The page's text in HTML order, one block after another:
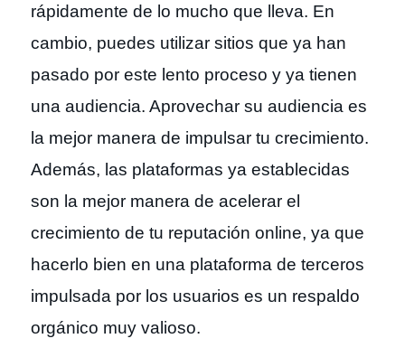
rápidamente de lo mucho que lleva. En
cambio, puedes utilizar sitios que ya han
pasado por este lento proceso y ya tienen
una audiencia. Aprovechar su audiencia es
la mejor manera de impulsar tu crecimiento.
Además, las plataformas ya establecidas
son la mejor manera de acelerar el
crecimiento de tu reputación online, ya que
hacerlo bien en una plataforma de terceros
impulsada por los usuarios es un respaldo
orgánico muy valioso.